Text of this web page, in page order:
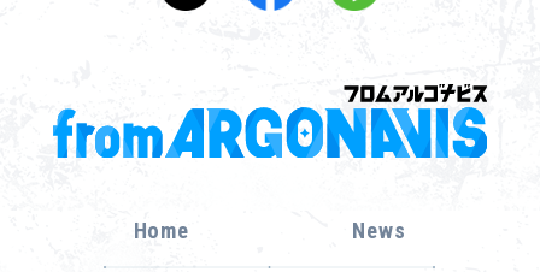
Home News